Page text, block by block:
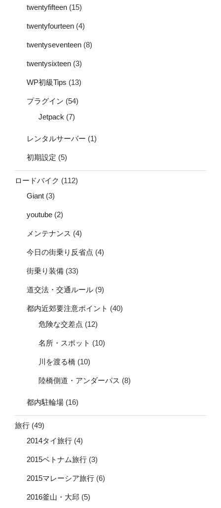
twentyfifteen (15)
twentyfourteen (4)
twentyseventeen (8)
twentysixteen (3)
WP初級Tips (13)
プラグイン (54)
Jetpack (7)
レンタルサーバー (1)
初期設定 (5)
ロードバイク (112)
Giant (3)
youtube (2)
メンテナンス (4)
今日の街乗り反省点 (4)
街乗り装備 (33)
道交法・交通ルール (9)
都内近郊要注意ポイント (40)
危険な交差点 (12)
名所・スポット (10)
川を渡る橋 (10)
陸橋側道・アンダーパス (8)
都内駐輪場 (16)
旅行 (49)
2014タイ旅行 (4)
2015ベトナム旅行 (3)
2015マレーシア旅行 (6)
2016釜山・大邱 (5)